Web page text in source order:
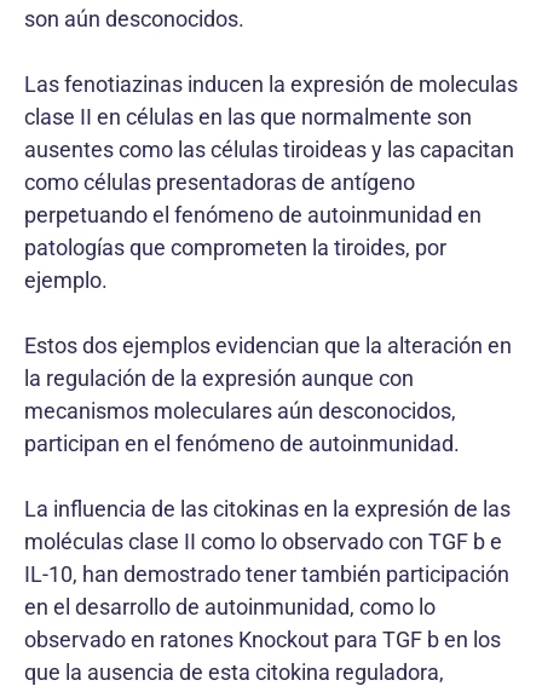
son aún desconocidos.
Las fenotiazinas inducen la expresión de moleculas
clase II en células en las que normalmente son
ausentes como las células tiroideas y las capacitan
como células presentadoras de antígeno
perpetuando el fenómeno de autoinmunidad en
patologías que comprometen la tiroides, por
ejemplo.
Estos dos ejemplos evidencian que la alteración en
la regulación de la expresión aunque con
mecanismos moleculares aún desconocidos,
participan en el fenómeno de autoinmunidad.
La influencia de las citokinas en la expresión de las
moléculas clase II como lo observado con TGF b e
IL-10, han demostrado tener también participación
en el desarrollo de autoinmunidad, como lo
observado en ratones Knockout para TGF b en los
que la ausencia de esta citokina reguladora,